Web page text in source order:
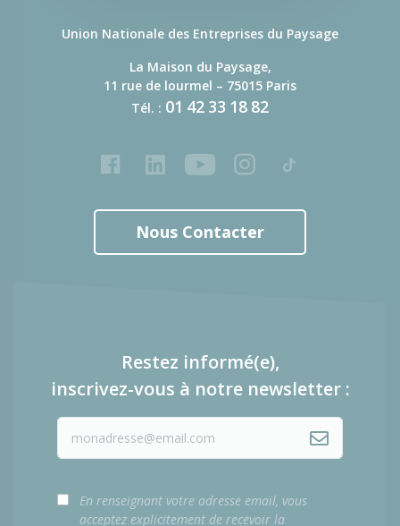
Union Nationale des Entreprises du Paysage
La Maison du Paysage,
11 rue de lourmel – 75015 Paris
Tél. : 01 42 33 18 82
FacebookLinkedInYoutubeInstagram
Tiktok
Nous Contacter
Restez informé(e),
inscrivez-vous à notre newsletter :
En renseignant votre adresse email, vous
acceptez explicitement de recevoir la